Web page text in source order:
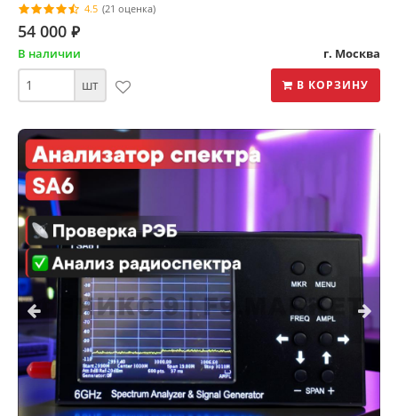
4.5 (21 оценка)
54 000 ⃏
В наличии г. Москва
шт В КОРЗИНУ